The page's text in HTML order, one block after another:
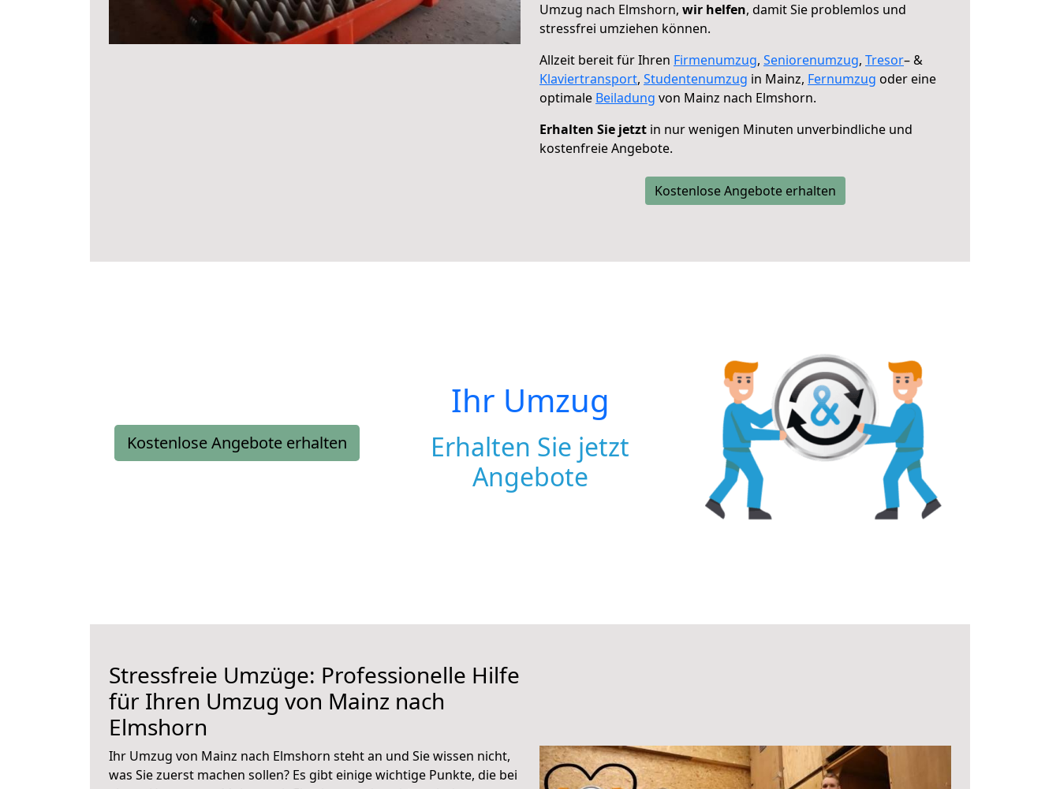
Umzug nach Elmshorn, wir helfen, damit Sie problemlos und
stressfrei umziehen können.
Allzeit bereit für Ihren Firmenumzug, Seniorenumzug, Tresor– &
Klaviertransport, Studentenumzug in Mainz, Fernumzug oder eine
optimale Beiladung von Mainz nach Elmshorn.
Erhalten Sie jetzt in nur wenigen Minuten unverbindliche und
kostenfreie Angebote.
Kostenlose Angebote erhalten
Kostenlose Angebote erhalten
Ihr Umzug
Erhalten Sie jetzt
Angebote
Stressfreie Umzüge: Professionelle Hilfe
für Ihren Umzug von Mainz nach
Elmshorn
Ihr Umzug von Mainz nach Elmshorn steht an und Sie wissen nicht,
was Sie zuerst machen sollen? Es gibt einige wichtige Punkte, die bei